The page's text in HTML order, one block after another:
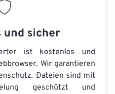
und sicher
ist kostenlos und
Wir garantieren
Dateien sind mit
geschützt und